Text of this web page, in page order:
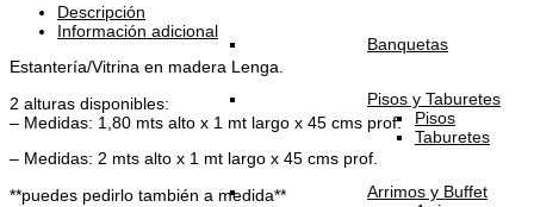
Banquetas
Pisos y Taburetes
Pisos
Taburetes
Arrimos y Buffet
Descripción
Información adicional
Estantería/Vitrina en madera Lenga.
2 alturas disponibles:
– Medidas: 1,80 mts alto x 1 mt largo x 45 cms prof.
– Medidas: 2 mts alto x 1 mt largo x 45 cms prof.
**puedes pedirlo también a medida**